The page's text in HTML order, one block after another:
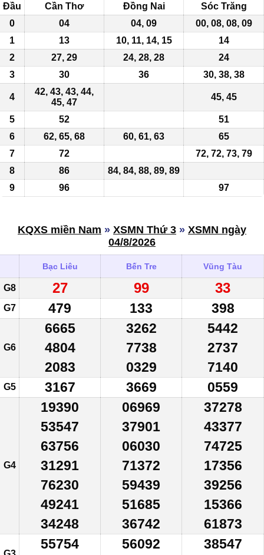
Đầu Cần Thơ Đồng Nai
Sóc Trăng
0
04 04, 09
00, 08, 08, 09
1
13 10, 11, 14, 15
14
2
27, 29 24, 28, 28
24
3
30 36 30, 38, 38
4
42, 43, 43, 44,
45, 47
45, 45
5 52
51
6
62, 65, 68 60, 61, 63
65
7
72
72, 72, 73, 79
8
86
84, 84, 88, 89, 89
9
96 97
KQXS miền Nam » XSMN Thứ 3 » XSMN ngày
04/8/2026
Bạc Liêu Bến Tre Vũng Tàu
G8 27 99 33
G7 479 133 398
G6
6665
4804
2083
3262
7738
0329
5442
2737
7140
G5 3167 3669 0559
G4
19390
53547
63756
31291
76230
49241
34248
06969
37901
06030
71372
59439
51685
36742
37278
43377
74725
17356
39256
15366
61873
55754
56092
38547